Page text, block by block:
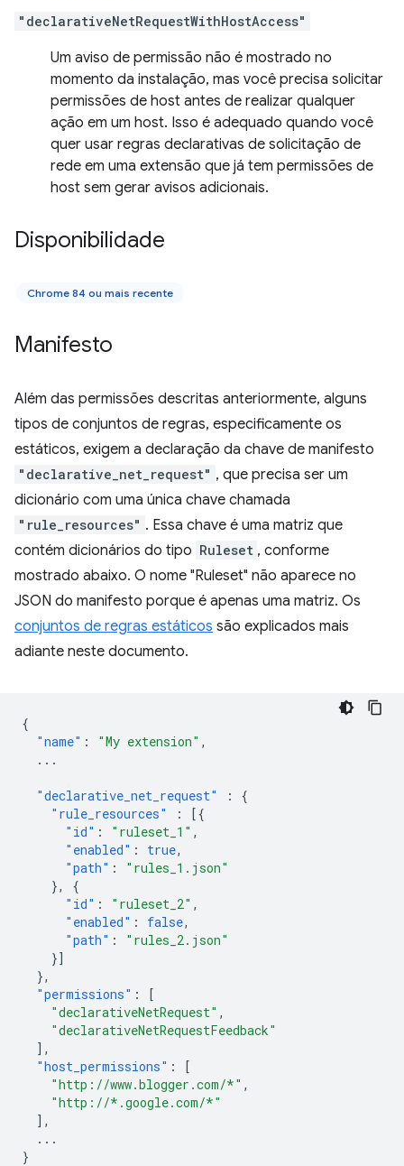
"declarativeNetRequestWithHostAccess"
Um aviso de permissão não é mostrado no
momento da instalação, mas você precisa solicitar
permissões de host antes de realizar qualquer
ação em um host. Isso é adequado quando você
quer usar regras declarativas de solicitação de
rede em uma extensão que já tem permissões de
host sem gerar avisos adicionais.
Disponibilidade
Chrome 84 ou mais recente
Manifesto
Além das permissões descritas anteriormente, alguns
tipos de conjuntos de regras, especificamente os
estáticos, exigem a declaração da chave de manifesto
"declarative_net_request" , que precisa ser um
dicionário com uma única chave chamada
"rule_resources" . Essa chave é uma matriz que
contém dicionários do tipo Ruleset , conforme
mostrado abaixo. O nome "Ruleset" não aparece no
JSON do manifesto porque é apenas uma matriz. Os
conjuntos de regras estáticos são explicados mais
adiante neste documento.
{
"name" : "My extension" ,
...
"declarative_net_request" :
{
"rule_resources"
:
[{
"id" : "ruleset_1" ,
"enabled" : true,
"path" :
"rules_1.json"
},
{
"id" : "ruleset_2" ,
"enabled" : false,
"path" :
"rules_2.json"
}]
},
"permissions" :
[
"declarativeNetRequest" ,
"declarativeNetRequestFeedback"
],
"host_permissions" :
[
"http://www.blogger.com/*" ,
"http://*.google.com/*"
],
...
}